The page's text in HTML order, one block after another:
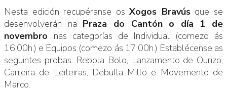
Nesta edición recupéranse osXogos Bravúsque se
desenvolverán na Praza do Cantón o día 1 de
novembro nas categorías de Individual (comezo ás
16:00h.) e Equipos (comezo ás 17:00h.) Establécense as
seguintes probas: Rebola Bolo, Lanzamento de Ourizo,
Carreira de Leiteiras, Debulla Millo e Movemento de
Marco.